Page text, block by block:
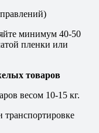
минимум 40-50
пленки или
товаров
весом 10-15 кг.